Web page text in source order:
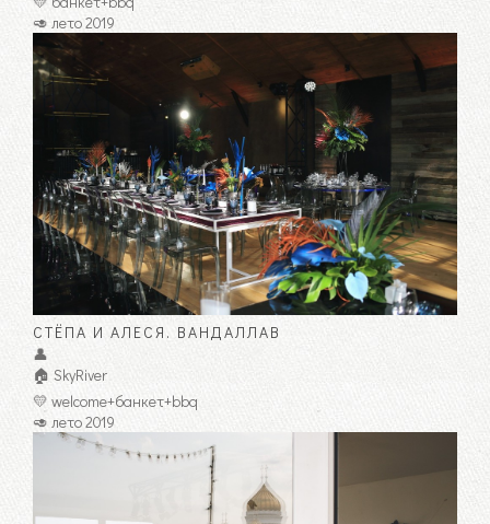
🥑 лето 2019
СТЁПА И АЛЕСЯ. ВАНДАЛЛАВ
👤
🏠 SkyRiver
💛 welcome+банкет+bbq
🥑 лето 2019